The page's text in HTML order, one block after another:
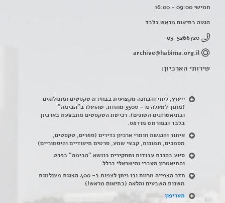
חמישי 09:00 - 16:00
הגעה בתיאום מראש בלבד
03-5266720
archive@habima.org.il
שירותי הארכיון:
ייעוץ, ליווי והכוונה מקצועית בבחירת טקסטים ומונולוגים
(מתוך למעלה מ – 3500 מחזות, שהועלו ב"הבימה"
ובתיאטרונים השונים). רכישת הטקסטים מתבצעת בארכיון
בלבד ובפורמט מודפס.
איתור והנגשת חומרי ארכיון נדירים (ספרים, טקסטים,
מסמכים, תמונות, קבצי שמע, סרטים תיעודיים והיסטוריים)
סיוע בהכנת עבודות ותחקירים בנושא "הבימה" בפרט
והתיאטרון העברי והישראלי בכלל.
חדר הצפייה מרווח ובו ניתן לצפות ב- 400 הצגות מצולמות
משנות השבעים והלאה (בתיאום מראש!)
תעריפון